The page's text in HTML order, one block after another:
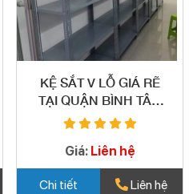
KỆ SẮT V LỖ GIÁ RẼ
TẠI QUẬN BÌNH TÂN
07
Giá: Liên hệ
Chi tiết Liên hệ